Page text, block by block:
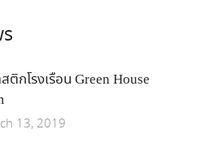
ติกโรงเรือน Green House
13, 2019